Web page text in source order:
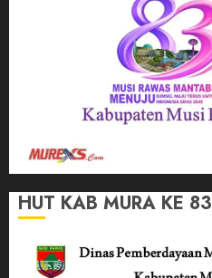
HUT KAB MURA KE 83